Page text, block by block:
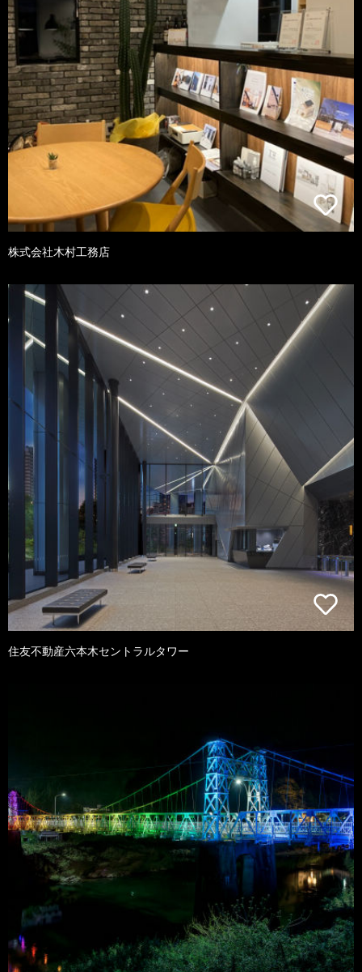
株式会社木村工務店
住友不動産六本木セントラルタワー